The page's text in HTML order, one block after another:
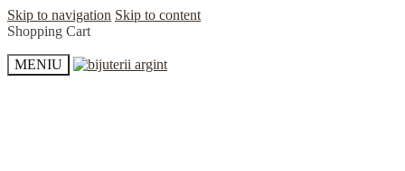
Skip to navigation Skip to content
Shopping Cart
MENIU